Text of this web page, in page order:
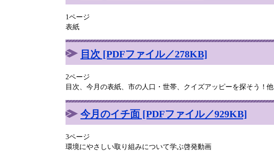
1ページ
表紙
目次 [PDFファイル／278KB]
2ページ
目次、今月の表紙、市の人口・世帯、クイズアッピーを探そう！他
今月のイチ面 [PDFファイル／929KB]
3ページ
環境にやさしい取り組みについて学ぶ啓発動画